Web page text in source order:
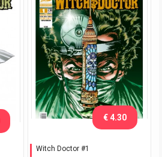
Witch Doctor #1
€ 4.30